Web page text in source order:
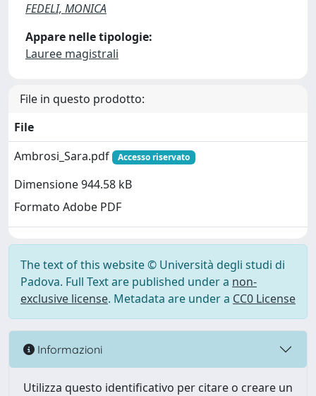
FEDELI, MONICA
Appare nelle tipologie:
Lauree magistrali
File in questo prodotto:
File
Ambrosi_Sara.pdf
Accesso riservato
Dimensione 944.58 kB
Formato Adobe PDF
The text of this website © Università degli studi di
Padova. Full Text are published under a non-
exclusive license. Metadata are under a CC0 License
Informazioni
Utilizza questo identificativo per citare o creare un